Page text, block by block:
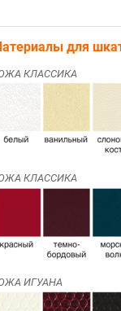
для
КЛАССИКА
КЛАССИКА
ИГУАНА